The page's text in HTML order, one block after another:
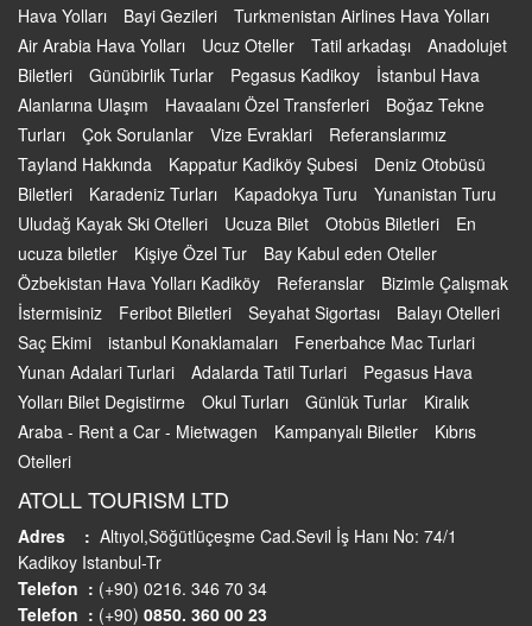
Hava Yolları
Bayi Gezileri
Turkmenistan Airlines Hava Yolları
Air Arabia Hava Yolları
Ucuz Oteller Tatil arkadaşı
Anadolujet
Biletleri
Günübirlik Turlar Pegasus Kadikoy
İstanbul Hava
Alanlarına Ulaşım
Havaalanı Özel Transferleri
Boğaz Tekne
Turları
Çok Sorulanlar Vize Evraklari
Referanslarımız
Tayland Hakkında
Kappatur Kadiköy Şubesi
Deniz Otobüsü
Biletleri
Karadeniz Turları Kapadokya Turu
Yunanistan Turu
Uludağ Kayak Ski Otelleri
Ucuza Bilet Otobüs Biletleri
En
ucuza biletler
Kişiye Özel Tur
Bay Kabul eden Oteller
Özbekistan Hava Yolları Kadiköy
Referanslar
Bizimle Çalışmak
İstermisiniz
Feribot Biletleri Seyahat Sigortası
Balayı Otelleri
Saç Ekimi
istanbul Konaklamaları
Fenerbahce Mac Turlari
Yunan Adalari Turlari
Adalarda Tatil Turlari
Pegasus Hava
Yolları Bilet Degistirme
Okul Turları Günlük Turlar
Kiralık
Araba - Rent a Car - Mietwagen
Kampanyalı Biletler
Kıbrıs
Otelleri
ATOLL TOURISM LTD
Adres : Altıyol,Söğütlüçeşme Cad.Sevil İş Hanı No: 74/1
Kadikoy Istanbul-Tr
Telefon : (+90) 0216. 346 70 34
Telefon : (+90) 0850. 360 00 23